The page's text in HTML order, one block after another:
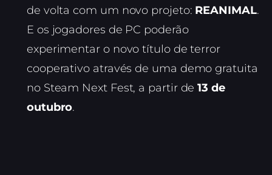
de volta com um novo projeto: REANIMAL.
E os jogadores de PC poderão
experimentar o novo título de terror
cooperativo através de uma demo gratuita
no Steam Next Fest, a partir de13 de
outubro.